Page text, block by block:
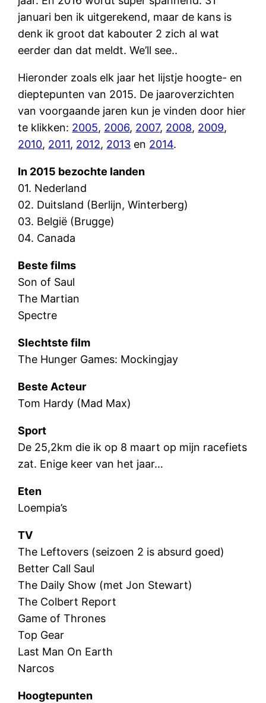
januari ben ik uitgerekend, maar de kans is
denk ik groot dat kabouter 2 zich al wat
eerder dan dat meldt. We’ll see..
Hieronder zoals elk jaar het lijstje hoogte- en
dieptepunten van 2015. De jaaroverzichten
van voorgaande jaren kun je vinden door hier
te klikken: 2005, 2006, 2007, 2008, 2009,
2010, 2011, 2012, 2013 en 2014.
In 2015 bezochte landen
01. Nederland
02. Duitsland (Berlijn, Winterberg)
03. België (Brugge)
04. Canada
Beste films
Son of Saul
The Martian
Spectre
Slechtste film
The Hunger Games: Mockingjay
Beste Acteur
Tom Hardy (Mad Max)
Sport
De 25,2km die ik op 8 maart op mijn racefiets
zat. Enige keer van het jaar…
Eten
Loempia’s
TV
The Leftovers (seizoen 2 is absurd goed)
Better Call Saul
The Daily Show (met Jon Stewart)
The Colbert Report
Game of Thrones
Top Gear
Last Man On Earth
Narcos
Hoogtepunten